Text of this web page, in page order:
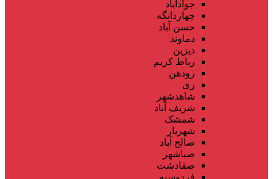
جوادآباد
چهاردانگه
حسن آباد
دماوند
دیزین
رباط کریم
رودهن
ری
شاهدشهر
شریف آباد
شمشک
شهریار
صالح آباد
صباشهر
صفادشت
فردوسیه